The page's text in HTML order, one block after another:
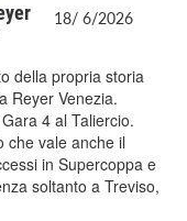
18/ 6/2026
della propria storia
Reyer Venezia.
4 al Taliercio.
che vale anche il
in Supercoppa e
soltanto a Treviso,